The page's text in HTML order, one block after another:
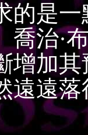
一
喬治·
增加
遠遠